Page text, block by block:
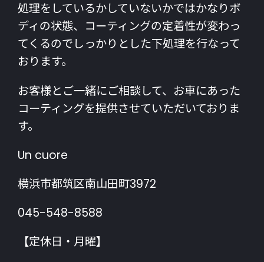
処理をしているかしていないかではかなりボ
ディの状態、コーティングの定着性が変わっ
てくるのでしっかりとした下処理を行なって
おります。
お客様とご一緒にご相談して、お車にあった
コーティングを提供させていただいておりま
す。
Un cuore
横浜市都筑区南山田町3972
045-548-8588
【定休日・月曜】